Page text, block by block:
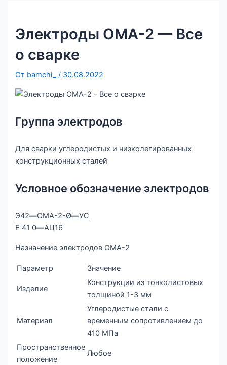
Электроды ОМА-2 — Все
о сварке
От bamchi_/ 30.08.2022
Группа электродов
Для сварки углеродистых и низколегированных
конструкционных сталей
Условное обозначение электродов
Э42—ОМА-2-Ø—УС
Е 41 0—АЦ16
Назначение электродов ОМА-2
Параметр Значение
Изделие
Конструкции из тонколистовых
толщиной 1-3 мм
Материал
Углеродистые стали с
временным сопротивлением до
410 МПа
Пространственное
положение
Любое